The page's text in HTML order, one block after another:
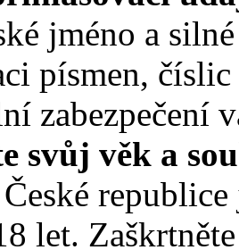
jméno a
písmen,
zabezpečení
svůj věk a
let.